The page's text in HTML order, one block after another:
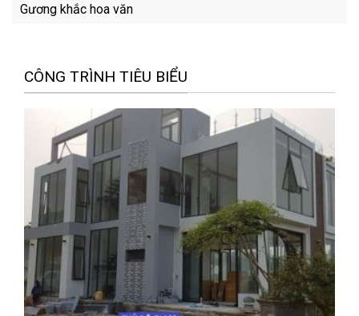
Gương khắc hoa văn
CÔNG TRÌNH TIÊU BIỂU